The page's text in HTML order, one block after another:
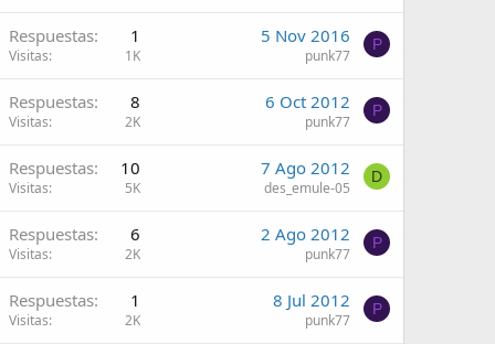
Respuestas 1
Visitas 1K
5 Nov 2016
punk77
P
Respuestas 8
Visitas 2K
6 Oct 2012
punk77
P
Respuestas 10
Visitas 5K
7 Ago 2012
des_emule-05
D
Respuestas 6
Visitas 2K
2 Ago 2012
punk77
P
Respuestas 1
Visitas 2K
8 Jul 2012
punk77
P